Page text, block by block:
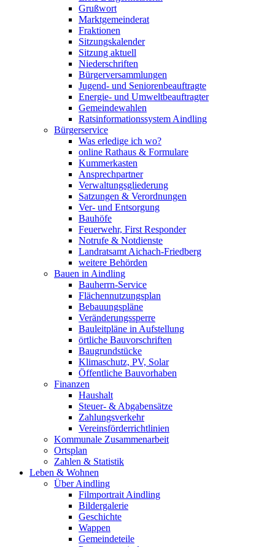
Grußwort
Marktgemeinderat
Fraktionen
Sitzungskalender
Sitzung aktuell
Niederschriften
Bürgerversammlungen
Jugend- und Seniorenbeauftragte
Energie- und Umweltbeauftragter
Gemeindewahlen
Ratsinformationssystem Aindling
Bürgerservice
Was erledige ich wo?
online Rathaus & Formulare
Kummerkasten
Ansprechpartner
Verwaltungsgliederung
Satzungen & Verordnungen
Ver- und Entsorgung
Bauhöfe
Feuerwehr, First Responder
Notrufe & Notdienste
Landratsamt Aichach-Friedberg
weitere Behörden
Bauen in Aindling
Bauherrn-Service
Flächennutzungsplan
Bebauungspläne
Veränderungssperre
Bauleitpläne in Aufstellung
örtliche Bauvorschriften
Baugrundstücke
Klimaschutz, PV, Solar
Öffentliche Bauvorhaben
Finanzen
Haushalt
Steuer- & Abgabensätze
Zahlungsverkehr
Vereinsförderrichtlinien
Kommunale Zusammenarbeit
Ortsplan
Zahlen & Statistik
Leben & Wohnen
Über Aindling
Filmportrait Aindling
Bildergalerie
Geschichte
Wappen
Gemeindeteile